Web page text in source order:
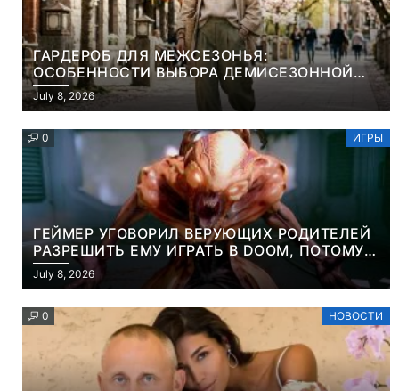
ГАРДЕРОБ ДЛЯ МЕЖСЕЗОНЬЯ:
ОСОБЕННОСТИ ВЫБОРА ДЕМИСЕЗОННОЙ
ПАРКИ И ЭЛЕГАНТНОГО ЖЕНСКОГО ПЛАЩА
July 8, 2026
0 ИГРЫ
ГЕЙМЕР УГОВОРИЛ ВЕРУЮЩИХ РОДИТЕЛЕЙ
РАЗРЕШИТЬ ЕМУ ИГРАТЬ В DOOM, ПОТОМУ
ЧТО ЭТО ХРИСТИАНСКАЯ ИГРА ПРО
УБИЙСТВО ДЕМОНОВ
July 8, 2026
0 НОВОСТИ